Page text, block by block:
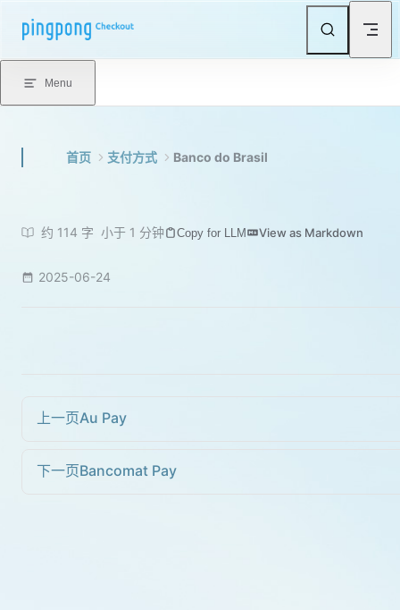
Skip to content
Menu
首页 支付方式 Banco do Brasil
约 114 字 小于 1 分钟 Copy for LLM View as Markdown
2025-06-24
上一页Au Pay
下一页Bancomat Pay